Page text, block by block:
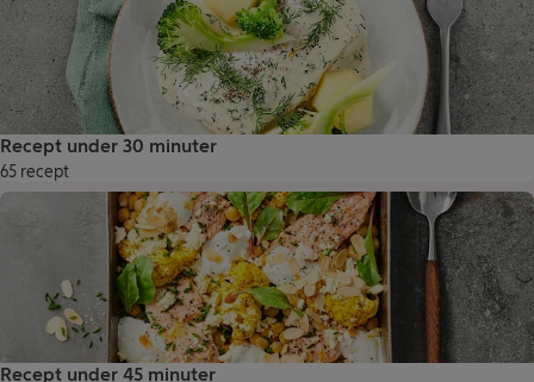
Recept under 30 minuter
65 recept
Recept under 45 minuter